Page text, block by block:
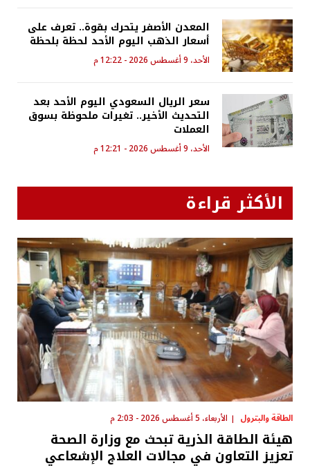
المعدن الأصفر يتحرك بقوة.. تعرف على
أسعار الذهب اليوم الأحد لحظة بلحظة
الأحد، 9 أغسطس 2026 - 12:22 م
سعر الريال السعودي اليوم الأحد بعد
التحديث الأخير.. تغيرات ملحوظة بسوق
العملات
الأحد، 9 أغسطس 2026 - 12:21 م
الأكثر قراءة
الطاقة والبترول الأربعاء، 5 أغسطس 2026 - 2:03 م
هيئة الطاقة الذرية تبحث مع وزارة الصحة
تعزيز التعاون في مجالات العلاج الإشعاعي